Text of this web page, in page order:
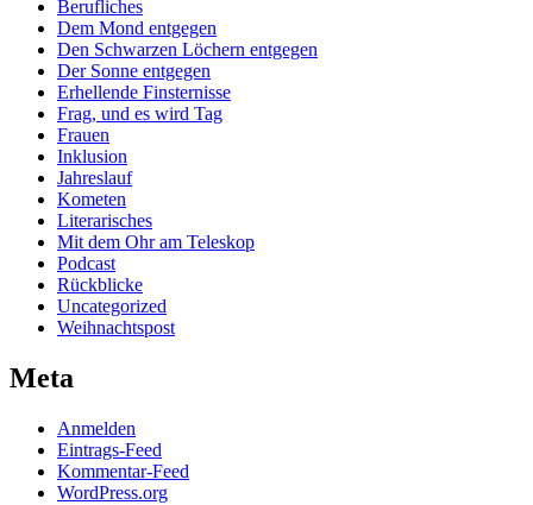
Berufliches
Dem Mond entgegen
Den Schwarzen Löchern entgegen
Der Sonne entgegen
Erhellende Finsternisse
Frag, und es wird Tag
Frauen
Inklusion
Jahreslauf
Kometen
Literarisches
Mit dem Ohr am Teleskop
Podcast
Rückblicke
Uncategorized
Weihnachtspost
Meta
Anmelden
Eintrags-Feed
Kommentar-Feed
WordPress.org